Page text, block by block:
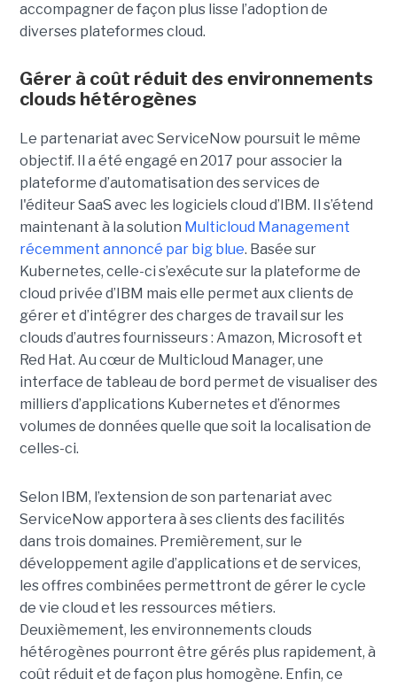
accompagner de façon plus lisse l’adoption de
diverses plateformes cloud.
Gérer à coût réduit des environnements
clouds hétérogènes
Le partenariat avec ServiceNow poursuit le même
objectif. Il a été engagé en 2017 pour associer la
plateforme d’automatisation des services de
l'éditeur SaaS avec les logiciels cloud d’IBM. Il s’étend
maintenant à la solution Multicloud Management
récemment annoncé par big blue. Basée sur
Kubernetes, celle-ci s’exécute sur la plateforme de
cloud privée d’IBM mais elle permet aux clients de
gérer et d’intégrer des charges de travail sur les
clouds d’autres fournisseurs : Amazon, Microsoft et
Red Hat. Au cœur de Multicloud Manager, une
interface de tableau de bord permet de visualiser des
milliers d’applications Kubernetes et d’énormes
volumes de données quelle que soit la localisation de
celles-ci.
Selon IBM, l’extension de son partenariat avec
ServiceNow apportera à ses clients des facilités
dans trois domaines. Premièrement, sur le
développement agile d’applications et de services,
les offres combinées permettront de gérer le cycle
de vie cloud et les ressources métiers.
Deuxièmement, les environnements clouds
hétérogènes pourront être gérés plus rapidement, à
coût réduit et de façon plus homogène. Enfin, ce